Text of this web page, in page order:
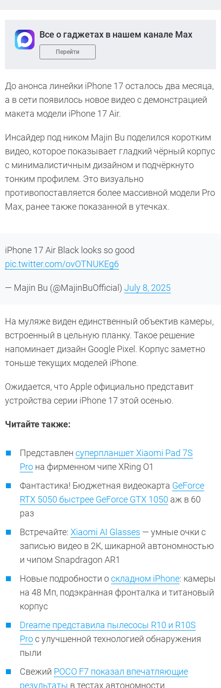
Все о гаджетах в нашем канале Max
Перейти
До анонса линейки iPhone 17 осталось два месяца,
а в сети появилось новое видео с демонстрацией
макета модели iPhone 17 Air.
Инсайдер под ником Majin Bu поделился коротким
видео, которое показывает гладкий чёрный корпус
с минималистичным дизайном и подчёркнуто
тонким профилем. Это визуально
противопоставляется более массивной модели Pro
Max, ранее также показанной в утечках.
iPhone 17 Air Black looks so good
pic.twitter.com/ovOTNUKEg6
— Majin Bu (@MajinBuOfficial) July 8, 2025
На муляже виден единственный объектив камеры,
встроенный в цельную планку. Такое решение
напоминает дизайн Google Pixel. Корпус заметно
тоньше текущих моделей iPhone.
Ожидается, что Apple официально представит
устройства серии iPhone 17 этой осенью.
Читайте также:
Представлен суперпланшет Xiaomi Pad 7S
Pro на фирменном чипе XRing O1
Фантастика! Бюджетная видеокарта GeForce
RTX 5050 быстрее GeForce GTX 1050 аж в 60
раз
Встречайте: Xiaomi AI Glasses — умные очки с
записью видео в 2K, шикарной автономностью
и чипом Snapdragon AR1
Новые подробности оскладном iPhone: камеры
на 48 Мп, подэкранная фронталка и титановый
корпус
Dreame представила пылесосы R10 и R10S
Proс улучшенной технологией обнаружения
пыли
Свежий POCO F7 показал впечатляющие
результаты в тестах автономности